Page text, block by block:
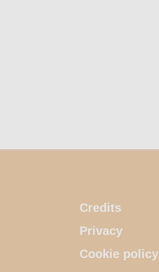
Credits
Privacy
Cookie policy